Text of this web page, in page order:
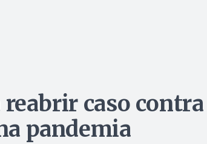
reabrir caso contra
pandemia